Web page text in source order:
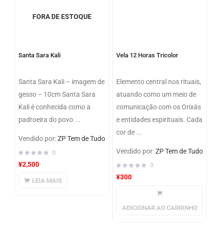
FORA DE ESTOQUE
Santa Sara Kali
Santa Sara Kali – imagem de
gesso – 10cm Santa Sara
Kali é conhecida como a
padroeira do povo ...
Vendido por:ZP Tem de Tudo
0
¥2,500
LEIA MAIS
Vela 12 Horas Tricolor
Elemento central nos rituais,
atuando como um meio de
comunicação com os Orixás
e entidades espirituais. Cada
cor de ...
Vendido por:ZP Tem de Tudo
0
¥300
ADICIONAR AO CARRINHO